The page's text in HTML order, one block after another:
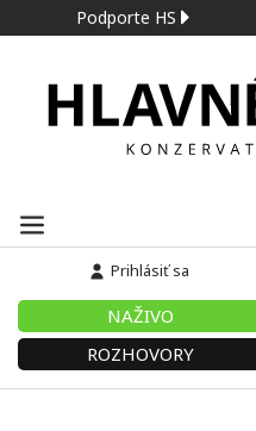
Podporte HS
Prihlásiť sa
NAŽIVO
ROZHOVORY